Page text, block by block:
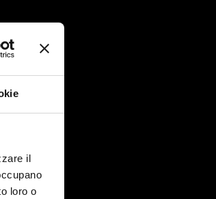
il
loro o